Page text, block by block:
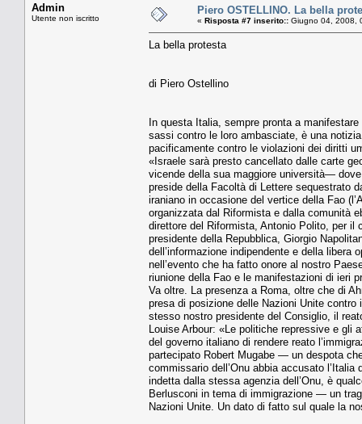
Admin
Utente non iscritto
Piero OSTELLINO. La bella
« Risposta #7 inserito:: Giugno 04, 2008,
La bella protesta
di Piero Ostellino
In questa Italia, sempre pronta a
sassi contro le loro ambasciate, è una
pacificamente contro le violazioni dei diritti
«Israele sarà presto cancellato dalle carte
vicende della sua maggiore università—
preside della Facoltà di Lettere sequestrato
iraniano in occasione del vertice della Fao
organizzata dal Riformista e dalla comunità
direttore del Riformista, Antonio Polito, per
presidente della Repubblica, Giorgio
dell’informazione indipendente e della
nell’evento che ha fatto onore al nostro
riunione della Fao e le manifestazioni di ieri
Va oltre. La presenza a Roma, oltre che di
presa di posizione delle Nazioni Unite
stesso nostro presidente del Consiglio, il
Louise Arbour: «Le politiche repressive e gli
del governo italiano di rendere reato
partecipato Robert Mugabe — un despota
commissario dell’Onu abbia accusato
indetta dalla stessa agenzia dell’Onu, è
Berlusconi in tema di immigrazione — un
Nazioni Unite. Un dato di fatto sul quale la